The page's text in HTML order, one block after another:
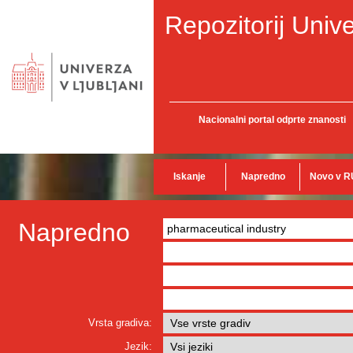
Repozitorij
Nacionalni portal odprte znanosti
Iskanje Napredno Novo v
Napredno
Vrsta gradiva:
Jezik: